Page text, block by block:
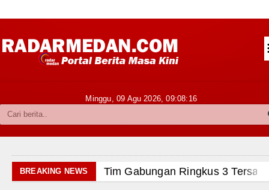
Kabupaten Karo
Minggu, 09 Agu 2026,09:08:17
BREAKING NEWS
Tim Gabungan Ringkus 3 Tersangka